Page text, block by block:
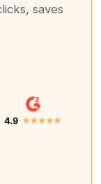
saves